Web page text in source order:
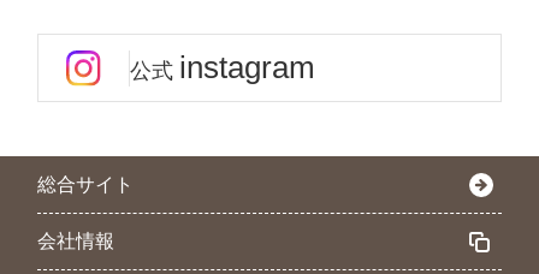
公式 instagram
総合サイト
会社情報